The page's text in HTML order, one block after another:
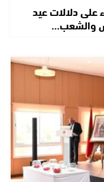
دلالات عيد
والشعب…